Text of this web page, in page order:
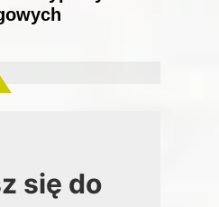
się do